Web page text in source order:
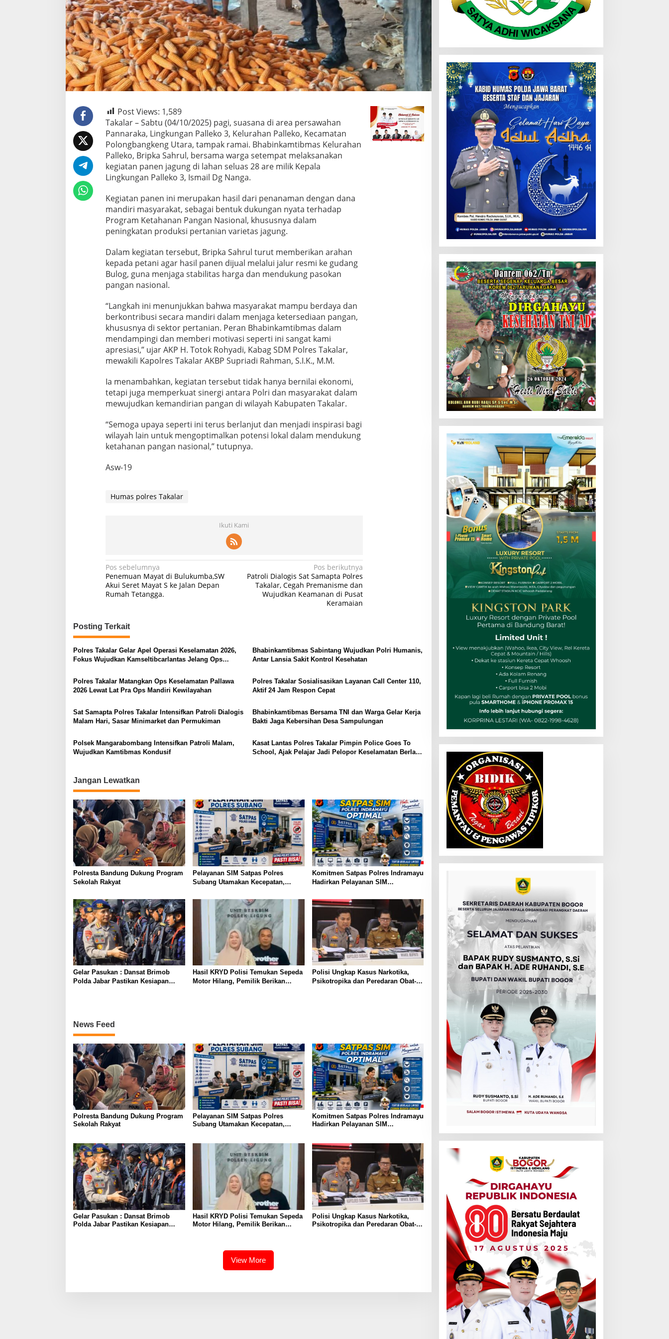
Post Views: 1,589
Takalar – Sabtu (04/10/2025) pagi, suasana di area persawahan
Pannaraka, Lingkungan Palleko 3, Kelurahan Palleko, Kecamatan
Polongbangkeng Utara, tampak ramai. Bhabinkamtibmas Kelurahan
Palleko, Bripka Sahrul, bersama warga setempat melaksanakan
kegiatan panen jagung di lahan seluas 28 are milik Kepala
Lingkungan Palleko 3, Ismail Dg Nanga.
Kegiatan panen ini merupakan hasil dari penanaman dengan dana
mandiri masyarakat, sebagai bentuk dukungan nyata terhadap
Program Ketahanan Pangan Nasional, khususnya dalam
peningkatan produksi pertanian varietas jagung.
Dalam kegiatan tersebut, Bripka Sahrul turut memberikan arahan
kepada petani agar hasil panen dijual melalui jalur resmi ke gudang
Bulog, guna menjaga stabilitas harga dan mendukung pasokan
pangan nasional.
“Langkah ini menunjukkan bahwa masyarakat mampu berdaya dan
berkontribusi secara mandiri dalam menjaga ketersediaan pangan,
khususnya di sektor pertanian. Peran Bhabinkamtibmas dalam
mendampingi dan memberi motivasi seperti ini sangat kami
apresiasi,” ujar AKP H. Totok Rohyadi, Kabag SDM Polres Takalar,
mewakili Kapolres Takalar AKBP Supriadi Rahman, S.I.K., M.M.
Ia menambahkan, kegiatan tersebut tidak hanya bernilai ekonomi,
tetapi juga memperkuat sinergi antara Polri dan masyarakat dalam
mewujudkan kemandirian pangan di wilayah Kabupaten Takalar.
“Semoga upaya seperti ini terus berlanjut dan menjadi inspirasi bagi
wilayah lain untuk mengoptimalkan potensi lokal dalam mendukung
ketahanan pangan nasional,” tutupnya.
Asw-19
Humas polres Takalar
Ikuti Kami
Navigasi
pos
Pos sebelumnya
Penemuan Mayat di Bulukumba,SW
Akui Seret Mayat S ke Jalan Depan
Rumah Tetangga.
Pos berikutnya
Patroli Dialogis Sat Samapta Polres
Takalar, Cegah Premanisme dan
Wujudkan Keamanan di Pusat
Keramaian
Posting Terkait
Polres Takalar Gelar Apel Operasi Keselamatan 2026,
Fokus Wujudkan Kamseltibcarlantas Jelang Ops
Bhabinkamtibmas Sabintang Wujudkan Polri Humanis,
Antar Lansia Sakit Kontrol Kesehatan
Polres Takalar Matangkan Ops Keselamatan Pallawa
2026 Lewat Lat Pra Ops Mandiri Kewilayahan
Polres Takalar Sosialisasikan Layanan Call Center 110,
Aktif 24 Jam Respon Cepat
Sat Samapta Polres Takalar Intensifkan Patroli Dialogis
Malam Hari, Sasar Minimarket dan Permukiman
Bhabinkamtibmas Bersama TNI dan Warga Gelar Kerja
Bakti Jaga Kebersihan Desa Sampulungan
Polsek Mangarabombang Intensifkan Patroli Malam,
Wujudkan Kamtibmas Kondusif
Kasat Lantas Polres Takalar Pimpin Police Goes To
School, Ajak Pelajar Jadi Pelopor Keselamatan Berlalu
Jangan Lewatkan
Polresta Bandung Dukung Program
Sekolah Rakyat
Pelayanan SIM Satpas Polres
Subang Utamakan Kecepatan,
Komitmen Satpas Polres Indramayu
Hadirkan Pelayanan SIM
Gelar Pasukan : Dansat Brimob
Polda Jabar Pastikan Kesiapan
Hasil KRYD Polisi Temukan Sepeda
Motor Hilang, Pemilik Berikan
Polisi Ungkap Kasus Narkotika,
Psikotropika dan Peredaran Obat-
News Feed
Polresta Bandung Dukung Program
Sekolah Rakyat
Pelayanan SIM Satpas Polres
Subang Utamakan Kecepatan,
Komitmen Satpas Polres Indramayu
Hadirkan Pelayanan SIM
Gelar Pasukan : Dansat Brimob
Polda Jabar Pastikan Kesiapan
Hasil KRYD Polisi Temukan Sepeda
Motor Hilang, Pemilik Berikan
Polisi Ungkap Kasus Narkotika,
Psikotropika dan Peredaran Obat-
View More